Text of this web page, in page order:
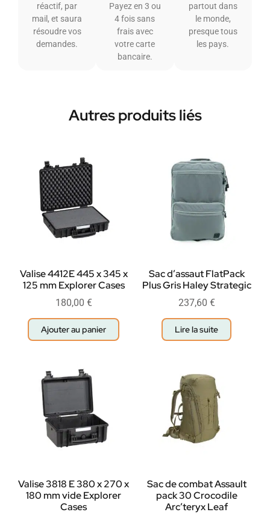
réactif, par
mail, et saura
résoudre vos
demandes.
Payez en 3 ou
4 fois sans
frais avec
votre carte
bancaire.
partout dans
le monde,
presque tous
les pays.
Autres produits liés
Valise 4412E 445 x 345 x
125 mm Explorer Cases
180,00 €
Ajouter au panier
Sac d’assaut FlatPack
Plus Gris Haley Strategic
237,60 €
Lire la suite
Valise 3818 E 380 x 270 x
180 mm vide Explorer
Cases
Sac de combat Assault
pack 30 Crocodile
Arc’teryx Leaf